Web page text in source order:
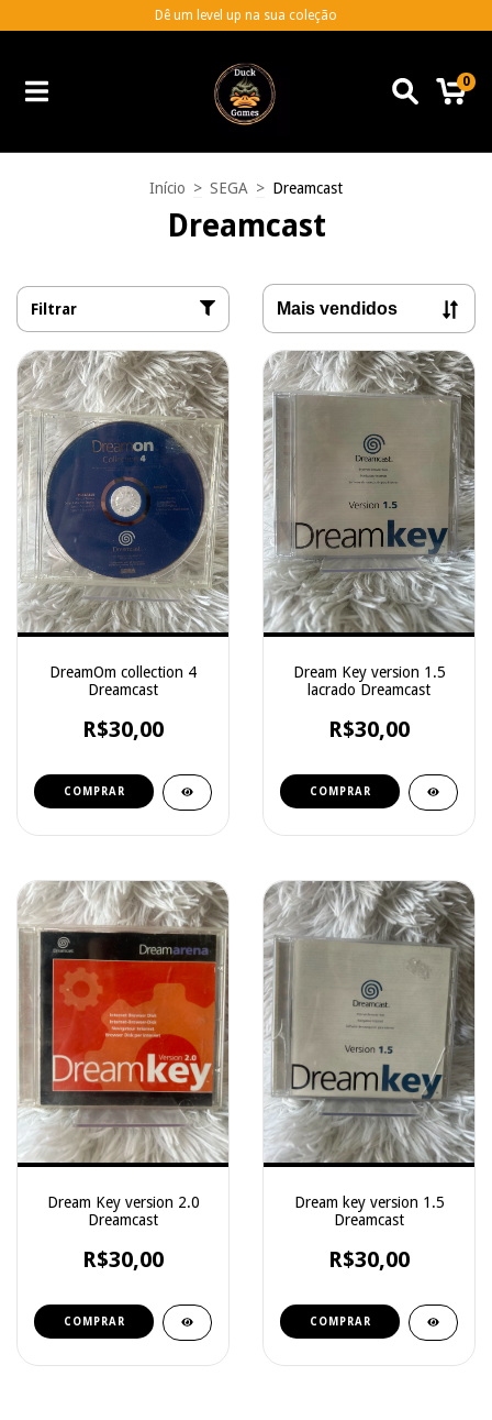
Dê um level up na sua coleção
0
Início > SEGA > Dreamcast
Dreamcast
Filtrar
DreamOm collection 4
Dreamcast
R$30,00
Dream Key version 1.5
lacrado Dreamcast
R$30,00
Dream Key version 2.0
Dreamcast
R$30,00
Dream key version 1.5
Dreamcast
R$30,00